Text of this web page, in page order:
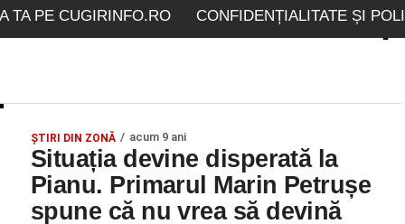
TA PE CUGIRINFO.RO CONFIDENȚIALITATE ȘI
etichetate
ŞTIRI DIN ZONĂ acum 9 ani
Situația devine disperată la
Pianu. Primarul Marin Petrușe
spune că nu vrea să devină